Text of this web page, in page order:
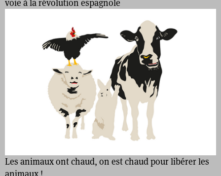
voie à la révolution espagnole
Les animaux ont chaud, on est chaud pour libérer les
animaux !